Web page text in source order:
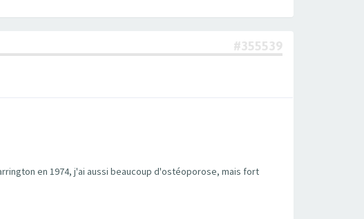
#355539
en 1974, j'ai aussi beaucoup d'ostéoporose, mais fort